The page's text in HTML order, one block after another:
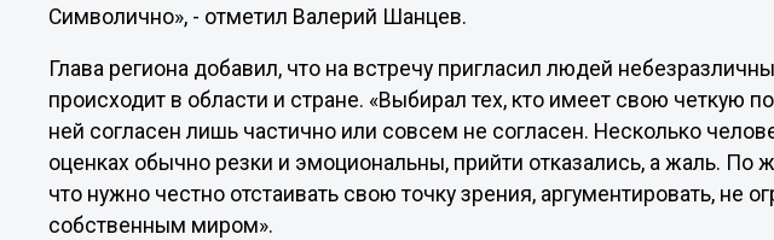
Символично», - отметил Валерий Шанцев.
Глава региона добавил, что на встречу пригласил людей
происходит в области и стране. «Выбирал тех, кто имеет свою четкую
ней согласен лишь частично или совсем не согласен. Несколько
оценках обычно резки и эмоциональны, прийти отказались, а жаль. По
что нужно честно отстаивать свою точку зрения, аргументировать, не
собственным миром».